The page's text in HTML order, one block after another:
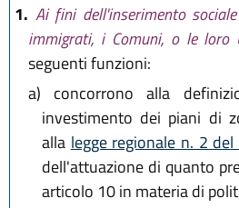
1. Ai fini dell'inserimento
immigrati, i Comuni, o le loro
seguenti funzioni:
a) concorrono alla
investimento dei piani di
alla legge regionale n. 2
dell'attuazione di quanto
articolo 10 in materia di